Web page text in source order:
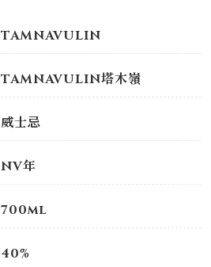
TAMNAVULIN
TAMNAVULIN塔木嶺
威士忌
NV年
700ml
40%